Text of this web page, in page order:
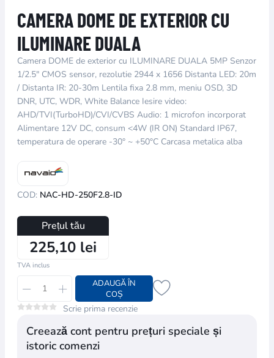
CAMERA DOME DE EXTERIOR CU
ILUMINARE DUALA
Camera DOME de exterior cu ILUMINARE DUALA 5MP Senzor
1/2.5" CMOS sensor, rezolutie 2944 x 1656 Distanta LED: 20m
/ Distanta IR: 20-30m Lentila fixa 2.8 mm, meniu OSD, 3D
DNR, UTC, WDR, White Balance Iesire video:
AHD/TVI(TurboHD)/CVI/CVBS Audio: 1 microfon incorporat
Alimentare 12V DC, consum <4W (IR ON) Standard IP67,
temperatura de operare -30° ~ +50°C Carcasa metalica alba
COD: NAC-HD-250F2.8-ID
Prețul tău
225,10 lei
TVA inclus
ADAUGĂ ÎN
COȘ
Scrie prima recenzie
Creează cont pentru prețuri speciale și
istoric comenzi